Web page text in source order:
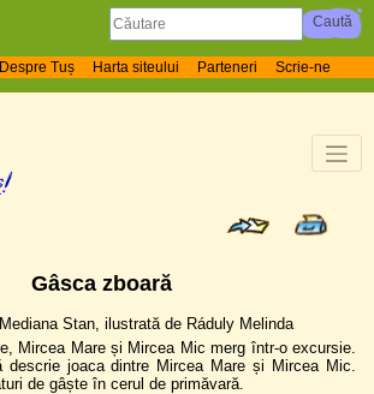
Despre Tuș Harta siteului Parteneri Scrie-ne
Gâsca zboară
Stan, ilustrată de Ráduly Melinda
Mircea Mare și Mircea Mic merg într-o excursie.
descrie joaca dintre Mircea Mare și Mircea Mic.
de gâște în cerul de primăvară.